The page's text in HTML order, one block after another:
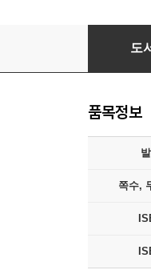
실전 제빵
도
품목정보
쪽수,